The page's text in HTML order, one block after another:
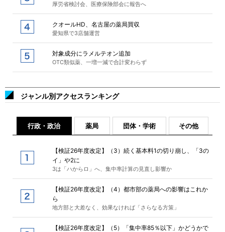
厚労省検討会、医療保険部会に報告へ
クオールHD、名古屋の薬局買収
愛知県で3店舗運営
対象成分にラメルテオン追加
OTC類似薬、一増一減で合計変わらず
ジャンル別アクセスランキング
行政・政治 薬局 団体・学術 その他
【検証26年度改定】（3）続く基本料1の切り崩し、「3の
イ」や2に
3は「ハからロ」へ、集中率計算の見直し影響か
【検証26年度改定】（4）都市部の薬局への影響はこれか
ら
地方部と大差なく、効果なければ「さらなる方策」
【検証26年度改定】（5）「集中率85％以下」かどうかで